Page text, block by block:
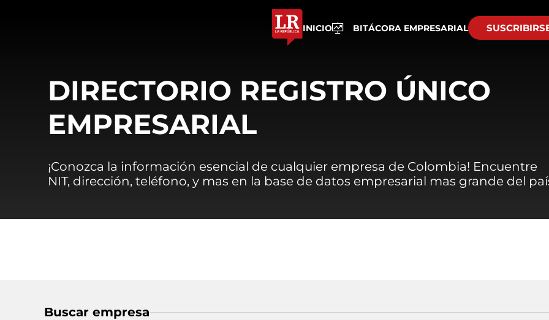
INICIO BITÁCORA EMPRESARIAL
DIRECTORIO REGISTRO ÚNICO
EMPRESARIAL
¡Conozca la información esencial de cualquier empresa de Colombia! Encuentre
NIT, dirección, teléfono, y mas en la base de datos empresarial mas grande del
Buscar empresa